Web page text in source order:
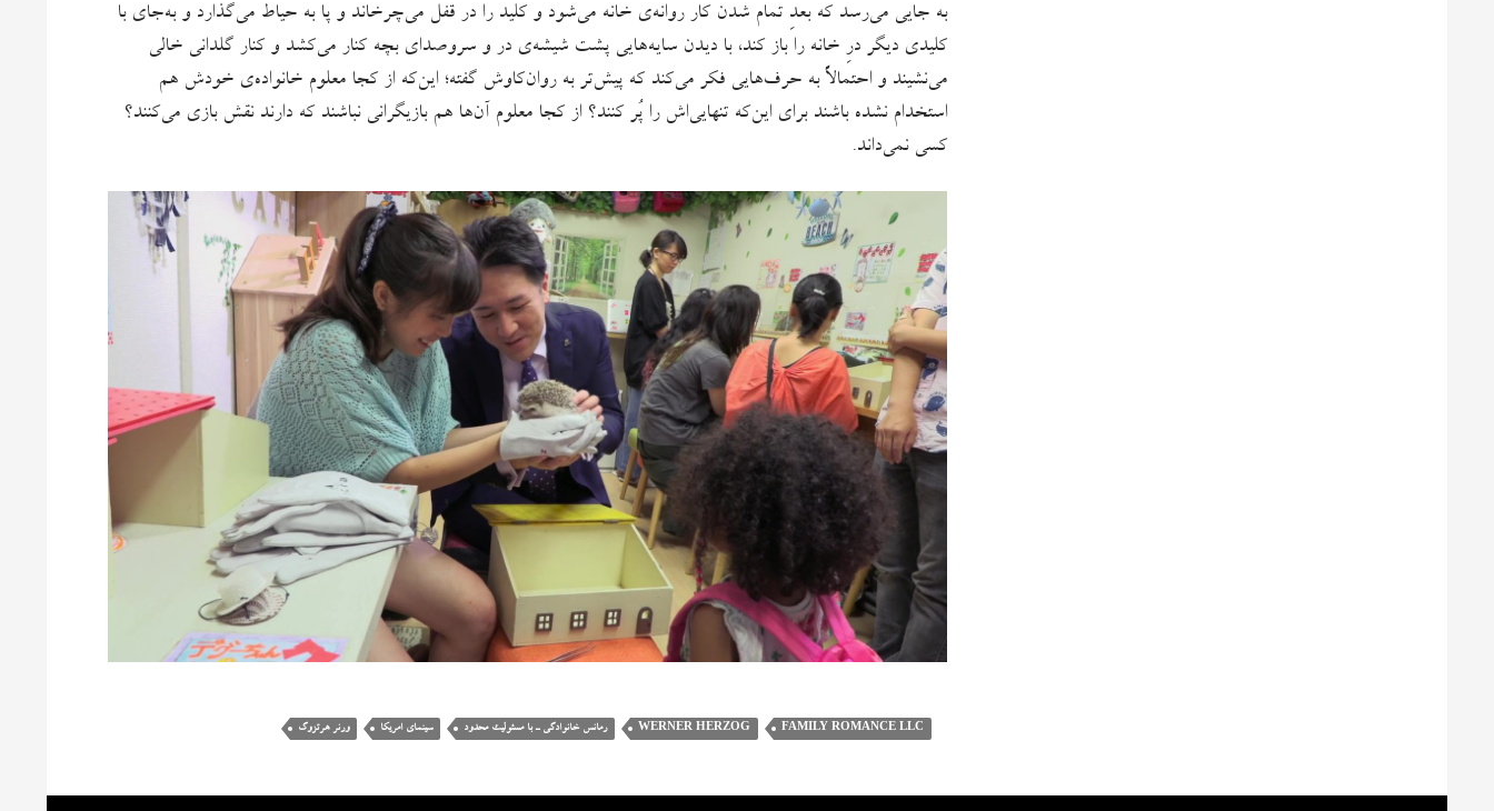
به جایی می‌رسد که بعدِ تمام شدن کار روانه‌ی خانه می‌شود و کلید را در قفل می‌چرخاند و پا به حیاط می‌گذارد و به‌جای با
کلیدی دیگر درِ خانه را باز کند، با دیدن سایه‌هایی پشت شیشه‌ی در و سروصدای بچه‌ کنار می‌کشد و کنار گلدانی خالی
می‌نشیند و احتمالاً به حرف‌هایی فکر می‌کند که پیش‌تر به روان‌کاوش گفته؛ این‌که از کجا معلوم خانواده‌ی خودش هم
استخدام نشده باشند برای این‌که تنهایی‌اش را پُر کنند؟ از کجا معلوم آن‌ها هم بازیگرانی نباشند که دارند نقش بازی می‌کنند؟
کسی نمی‌داند.
FAMILY ROMANCE LLC
WERNER HERZOG رمانس خانوادگی ـ با مسئولیت محدود سینمای امریکا ورنر هرتزوگ